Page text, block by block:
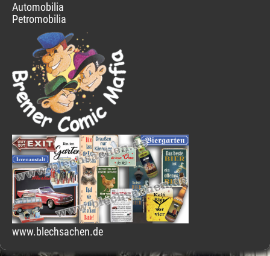
Automobilia
Petromobilia
www.blechsachen.de